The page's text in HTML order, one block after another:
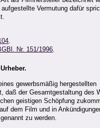
Vermutung dafür
Nr. 151/1996
Urheber.
gewerbsmäßig hergestellten
daß der Gesamtgestaltung des
geistigen Schöpfung
dem Film und in
zu werden.